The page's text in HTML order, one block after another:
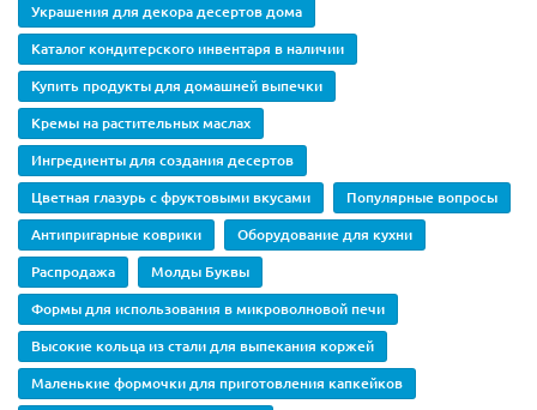
Украшения для декора десертов дома
Каталог кондитерского инвентаря в наличии
Купить продукты для домашней выпечки
Кремы на растительных маслах
Ингредиенты для создания десертов
Цветная глазурь с фруктовыми вкусами Популярные вопросы
Антипригарные коврики Оборудование для кухни
Распродажа Молды Буквы
Формы для использования в микроволновой печи
Высокие кольца из стали для выпекания коржей
Маленькие формочки для приготовления капкейков